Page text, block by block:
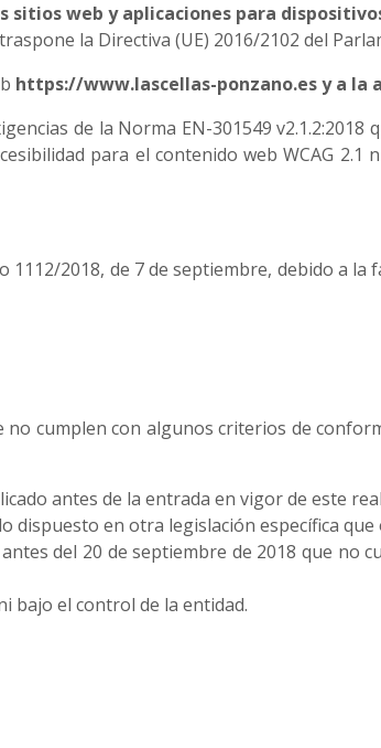
sitios web y aplicaciones para
la Directiva (UE) 2016/2102 del
https://www.lascellas-ponzano.es y a la
de la Norma EN-301549
para el contenido web WCAG 2.1
2018, de 7 de septiembre, debido a la
cumplen con algunos criterios de
antes de la entrada en vigor de este
dispuesto en otra legislación específica
del 20 de septiembre de 2018 que no
bajo el control de la entidad.